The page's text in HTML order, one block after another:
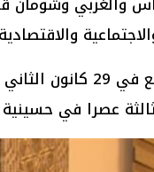
عصرا في